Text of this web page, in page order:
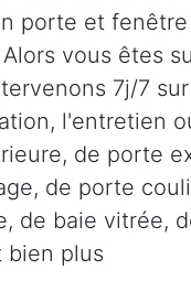
porte et
vous êtes
7j/7
l'entretien
de porte
de porte
de baie vitrée,
bien plus